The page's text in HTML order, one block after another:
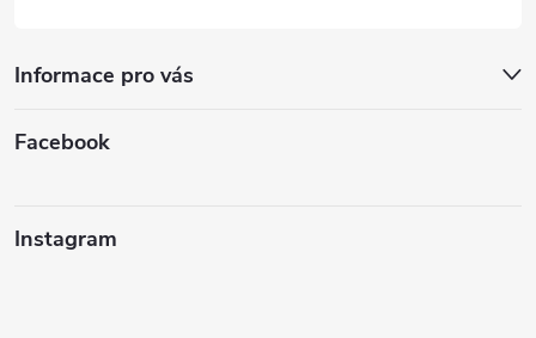
Informace pro vás
Facebook
Instagram